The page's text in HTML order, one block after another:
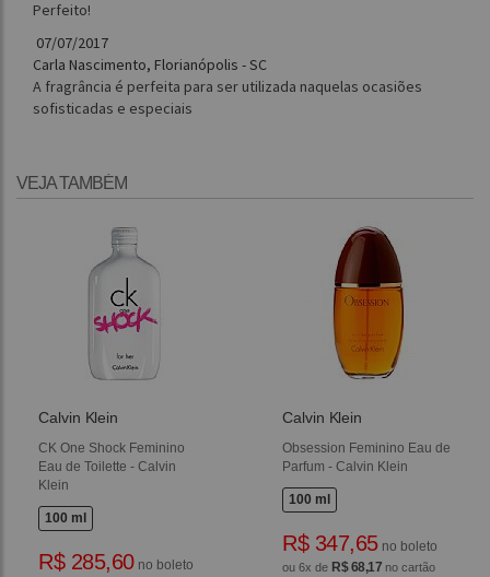
Perfeito!
07/07/2017
Carla Nascimento, Florianópolis - SC
A fragrância é perfeita para ser utilizada naquelas ocasiões
sofisticadas e especiais
VEJA TAMBÉM
Calvin Klein
CK One Shock Feminino
Eau de Toilette - Calvin
Klein
100 ml
R$ 285,60no boleto
Calvin Klein
Obsession Feminino Eau de
Parfum - Calvin Klein
100 ml
R$ 347,65no boleto
ou 6x de R$ 68,17 no cartão